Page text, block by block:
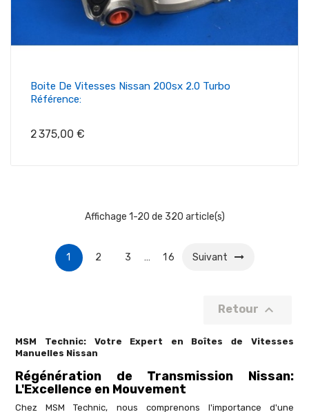
Boite De Vitesses Nissan 200sx 2.0 Turbo
Référence:
Prix
2 375,00 €
Affichage 1-20 de 320 article(s)
1 2 3 … 16 Suivant
Retour 
MSM Technic: Votre Expert en Boîtes de Vitesses
Manuelles Nissan
Régénération de Transmission Nissan:
L'Excellence en Mouvement
Chez MSM Technic, nous comprenons l'importance d'une